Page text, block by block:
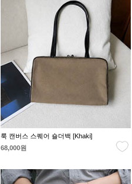
룩 캔버스 스퀘어 숄더백 [Khaki]
68,000원